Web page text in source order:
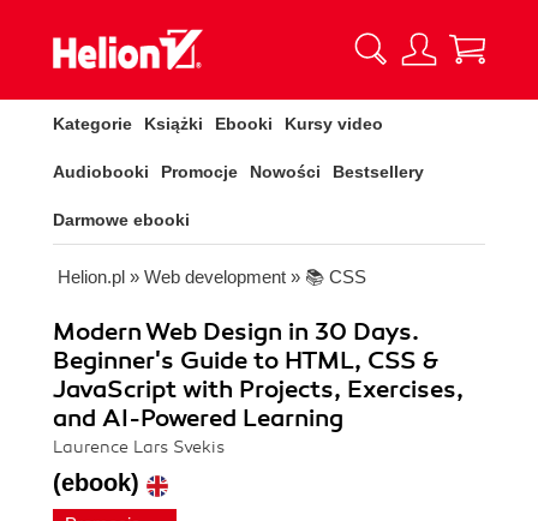
Kategorie Książki Ebooki Kursy video
Audiobooki Promocje Nowości Bestsellery
Darmowe ebooki
Helion.pl » Web development » 📚 CSS
Modern Web Design in 30 Days.
Beginner's Guide to HTML, CSS &
JavaScript with Projects, Exercises,
and AI-Powered Learning
Laurence Lars Svekis
(ebook)